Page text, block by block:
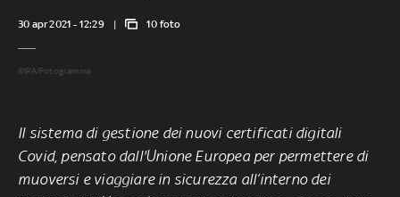
30 apr 2021 - 12:29 10 foto
©IPA/Fotogramma
Il sistema di gestione dei nuovi certificati digitali
Covid, pensato dall'Unione Europea per permettere di
muoversi e viaggiare in sicurezza all’interno dei